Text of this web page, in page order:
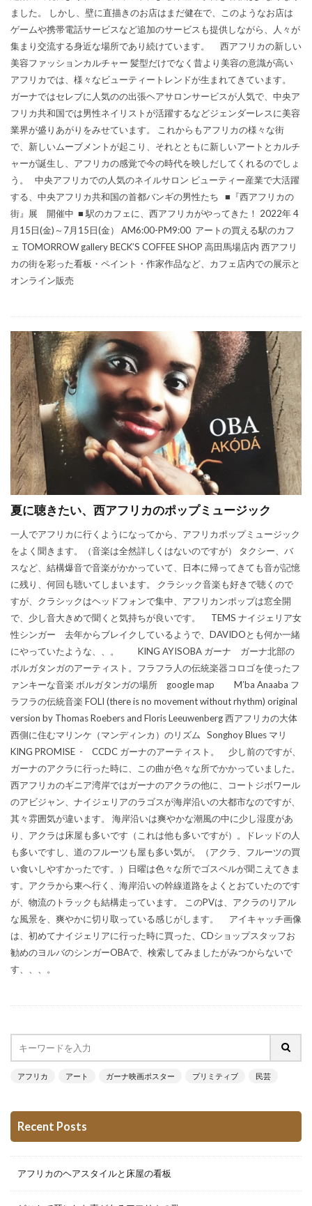
ました。 しかし、壁に直描きのお店はまだ健在で、このようなお店は
ゲームや携帯電話サービスなど追加のサービスも提供しながら、人々が
集まり交流する身近な場所であり続けています。 西アフリカの新しい
美容ファッションカルチャー 髪型だけでなく昔より美容の意識が高い
アフリカでは、様々なビューティートレンドが生まれてきています。
ガーナではセレブに人気のの出張ヘアサロンサービスが人気で、中央ア
フリカ共和国では男性ネイリストが活躍するなどジェンダーレスに美容
業界が盛りあがりをみせています。 これからもアフリカの様々な街
で、新しいムーブメントが起こり、それとともに新しいアートとカルチ
ャーが誕生し、アフリカの感覚で今の時代を映しだしてくれるのでしょ
う。 中央アフリカでの人気のネイルサロン ビューティー産業で大活躍
する、中央アフリカ共和国の首都バンギの男性たち ■『西アフリカの
街』展 開催中 ■ 駅のカフェに、西アフリカがやってきた！ 2022年 4
月15日(金)～7月15日(金） AM6:00-PM9:00 アートの買える駅のカフ
ェ TOMORROW gallery BECK’S COFFEE SHOP 高田馬場店内 西アフリ
カの街を彩った看板・ペイント・作家作品など、カフェ店内での展示と
オンライン販売
夏に聴きたい、西アフリカのポップミュージック
一人でアフリカに行くようになってから、アフリカポップミュージック
をよく聞きます。（音楽は全然詳しくはないのですが） タクシー、バ
スなど、結構爆音で音楽がかかっていて、日本に帰ってきても音が記憶
に残り、何回も聴いてしまいます。 クラシック音楽も好きで聴くので
すが、クラシックはヘッドフォンで集中、アフリカンポップは窓全開
で、少し音大きめで聞くと気持ちが良いです。 TEMS ナイジェリア女
性シンガー 去年からブレイクしているようで、DAVIDOとも何か一緒
にやっていたような、、。 KING AYISOBA ガーナ ガーナ北部の
ボルガタンガのアーティスト。フラフラ人の伝統楽器コロゴを使ったフ
ァンキーな音楽 ボルガタンガの場所 google map M’ba Anaaba フ
ラフラの伝統音楽 FOLI (there is no movement without rhythm) original
version by Thomas Roebers and Floris Leeuwenberg 西アフリカの大体
西側に住むマリンケ（マンディンカ）のリズム Songhoy Blues マリ
KING PROMISE - CCDC ガーナのアーティスト。 少し前のですが、
ガーナのアクラに行った時に、この曲が色々な所でかかっていました。
西アフリカのギニア湾岸ではガーナのアクラの他に、コートジボワール
のアビジャン、ナイジェリアのラゴスが海岸沿いの大都市なのですが、
其々雰囲気が違います。 海岸沿いは爽やかな潮風の中に少し湿度があ
り、アクラは床屋も多いです（これは他も多いですが）。ドレッドの人
も多いですし、道のフルーツも屋も多い気が。（アクラ、フルーツの買
い食いしやすかったです。）日曜は色々な所でゴスペルが聞こえてきま
す。アクラから東へ行く、海岸沿いの幹線道路をよくとおていたのです
が、物流のトラックも結構走っています。 このPVは、アクラのリアル
な風景を、爽やかに切り取っている感じがします。 アイキャッチ画像
は、初めてナイジェリアに行った時に買った、CDショップスタッフお
勧めのヨルバのシンガーOBAで、検索してみましたがみつからないで
す、、、。
アフリカ アート ガーナ映画ポスター プリミティブ 民芸
Recent Posts
アフリカのヘアスタイルと床屋の看板